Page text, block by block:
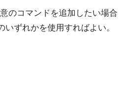
のコマンドを追加したい場合
ずれかを使用すればよい。